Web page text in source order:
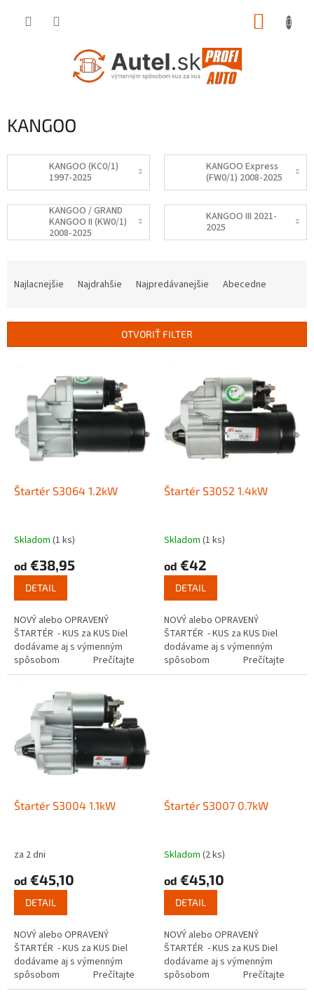
KANGOO
KANGOO (KC0/1)
1997-2025
KANGOO Express
(FW0/1) 2008-2025
KANGOO / GRAND
KANGOO II (KW0/1)
2008-2025
KANGOO III 2021-
2025
i
Najlacnejšie Najdrahšie Najpredávanejšie Abecedne
OTVORIŤ FILTER
Štartér S3064 1.2kW
Skladom (1 ks)
od €38,95
DETAIL
NOVÝ alebo OPRAVENÝ
ŠTARTÉR - KUS za KUS Diel
dodávame aj s výmenným
spôsobom Prečítajte
si ako funguje...
Štartér S3052 1.4kW
Skladom (1 ks)
od €42
DETAIL
NOVÝ alebo OPRAVENÝ
ŠTARTÉR - KUS za KUS Diel
dodávame aj s výmenným
spôsobom Prečítajte
si ako funguje...
Štartér S3004 1.1kW
za 2 dni
od €45,10
DETAIL
NOVÝ alebo OPRAVENÝ
ŠTARTÉR - KUS za KUS Diel
dodávame aj s výmenným
spôsobom Prečítajte
si ako funguje...
Štartér S3007 0.7kW
Skladom (2 ks)
od €45,10
DETAIL
NOVÝ alebo OPRAVENÝ
ŠTARTÉR - KUS za KUS Diel
dodávame aj s výmenným
spôsobom Prečítajte
si ako funguje...